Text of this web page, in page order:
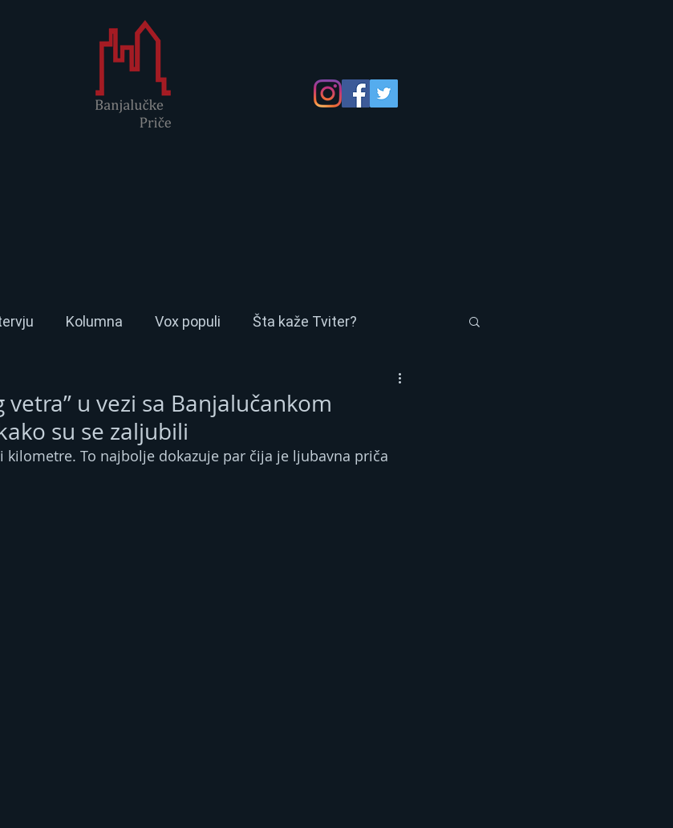
Kolumna Vox populi Šta kaže Tviter?
vetra” u vezi sa Banjalučankom
su se zaljubili
kilometre. To najbolje dokazuje par čija je ljubavna priča